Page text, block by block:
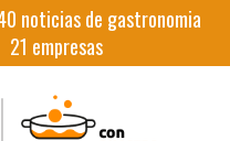
noticias de gastronomia
21 empresas